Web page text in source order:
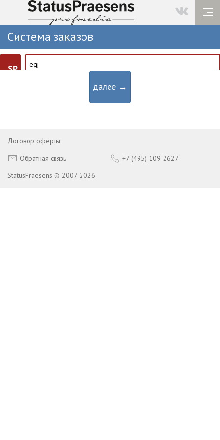
Система заказов
SP
далее →
Договор оферты
Обратная связь
+7 (495) 109-2627
StatusPraesens © 2007-2026